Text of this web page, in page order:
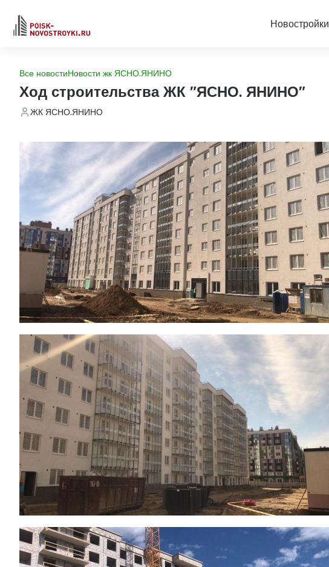
Новостройки
Все новостиНовости жк ЯСНО.ЯНИНО
Ход строительства ЖК "ЯСНО. ЯНИНО"
ЖК ЯСНО.ЯНИНО